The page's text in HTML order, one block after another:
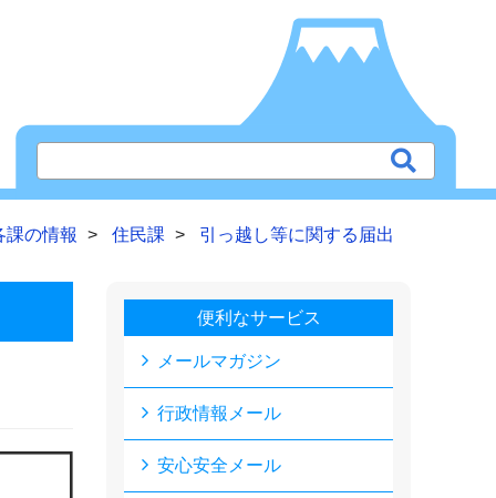
課の情報 住民課 引っ越し等に関する届出
便利なサービス
メールマガジン
行政情報メール
安心安全メール